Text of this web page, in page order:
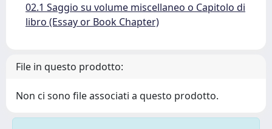
02.1 Saggio su volume miscellaneo o Capitolo di
libro (Essay or Book Chapter)
File in questo prodotto:
Non ci sono file associati a questo prodotto.